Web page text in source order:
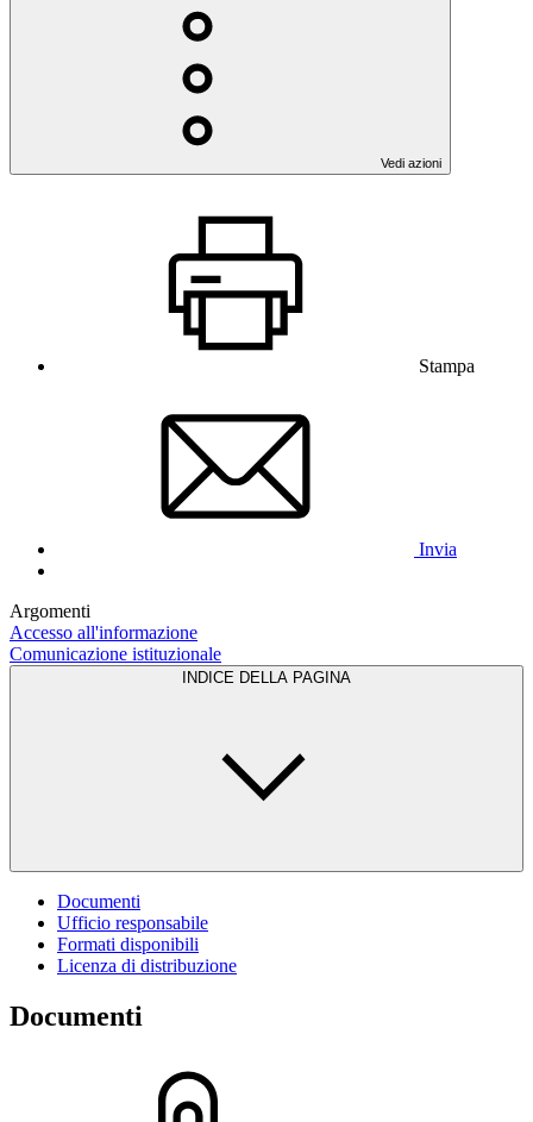
Vedi azioni
Stampa
Invia
Argomenti
Accesso all'informazione
Comunicazione istituzionale
INDICE DELLA PAGINA
Documenti
Ufficio responsabile
Formati disponibili
Licenza di distribuzione
Documenti